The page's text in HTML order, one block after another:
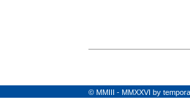
© MMIII - MMXXVI by